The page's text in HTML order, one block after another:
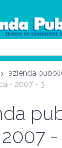
azienda
- 2007 - 3
2007 -